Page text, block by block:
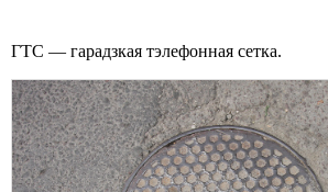
ГТС — гарадзкая тэлефонная сетка.